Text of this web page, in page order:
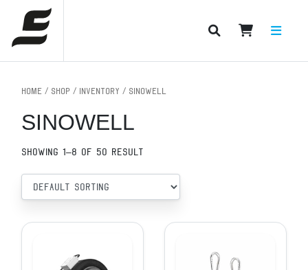
PRODUCT CATEGORIES
Home / Shop / Inventory / SINOWELL
SINOWELL
Showing 1–8 of 50 result